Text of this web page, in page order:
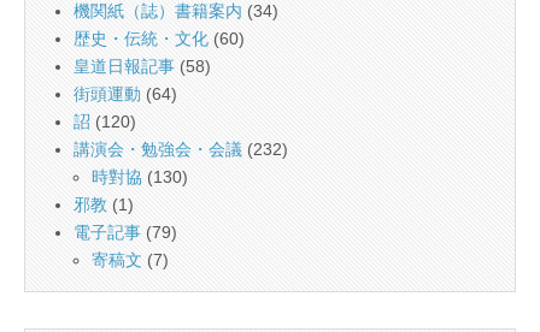
機関紙（誌）書籍案内 (34)
歴史・伝統・文化 (60)
皇道日報記事 (58)
街頭運動 (64)
詔 (120)
講演会・勉強会・会議 (232)
時對協 (130)
邪教 (1)
電子記事 (79)
寄稿文 (7)